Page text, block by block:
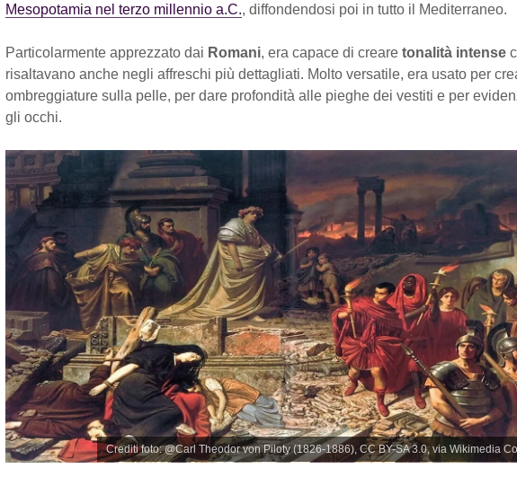
Mesopotamia nel terzo millennio a.C., diffondendosi poi in tutto il Mediterraneo.
Particolarmente apprezzato dai Romani, era capace di creare tonalità intense
risaltavano anche negli affreschi più dettagliati. Molto versatile, era usato per
ombreggiature sulla pelle, per dare profondità alle pieghe dei vestiti e per
gli occhi.
Crediti foto: @Carl Theodor von Piloty (1826-1886), CC BY-SA 3.0, via Wikimedia